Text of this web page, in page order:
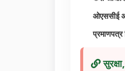
ओएससीई
प्रमाणपत्र